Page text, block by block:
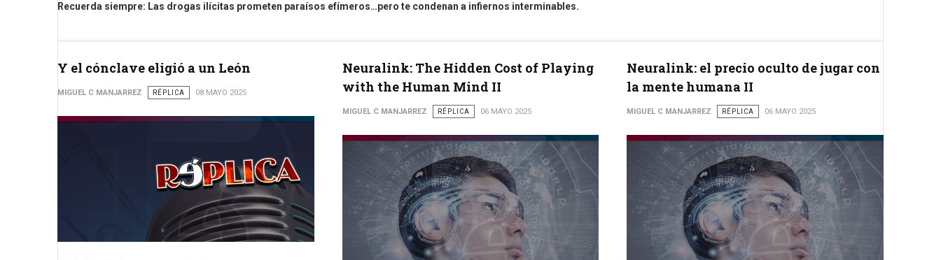
Recuerda siempre: Las drogas ilícitas prometen paraísos efímeros…pero te condenan a infiernos interminables.
Y el cónclave eligió a un León
MIGUEL C MANJARREZ RÉPLICA 08 MAYO 2025
Neuralink: The Hidden Cost of Playing
with the Human Mind II
MIGUEL C MANJARREZ RÉPLICA 06 MAYO 2025
Neuralink: el precio oculto de jugar con
la mente humana II
MIGUEL C MANJARREZ RÉPLICA 06 MAYO 2025